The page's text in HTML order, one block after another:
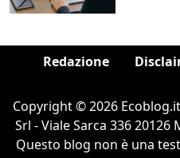
Redazione
Copyright © 2026
Srl - Viale Sarca 336 20126
Questo blog non è una